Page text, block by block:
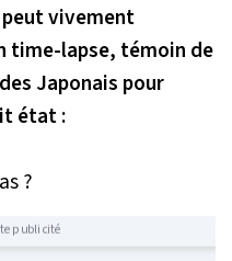
peut vivement
time-lapse, témoin de
Japonais pour
état :
?
publicité